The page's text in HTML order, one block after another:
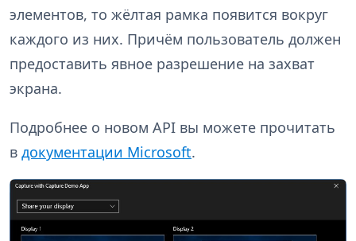
элементов, то жёлтая рамка появится вокруг
каждого из них. Причём пользователь должен
предоставить явное разрешение на захват
экрана.
Подробнее о новом API вы можете прочитать
в документации Microsoft.